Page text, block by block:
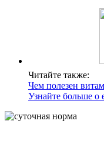
Читайте также:
Чем полезен
Узнайте больше о